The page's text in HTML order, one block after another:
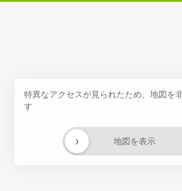
特異なアクセスが見られたため、地図を
す
地図を表示
›